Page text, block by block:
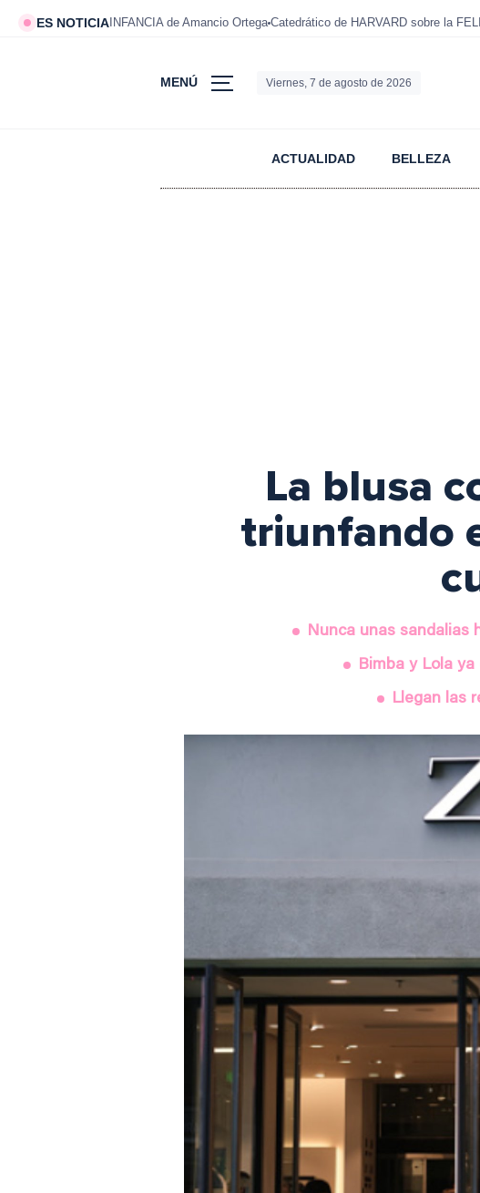
ES NOTICIA INFANCIA de Amancio Ortega Catedrático de HARVARD sobre la
MENÚ Viernes, 7 de agosto de 2026
ACTUALIDAD BELLEZA
La blusa
triunfando
Nunca unas sandalias
Bimba y Lola
Llegan las